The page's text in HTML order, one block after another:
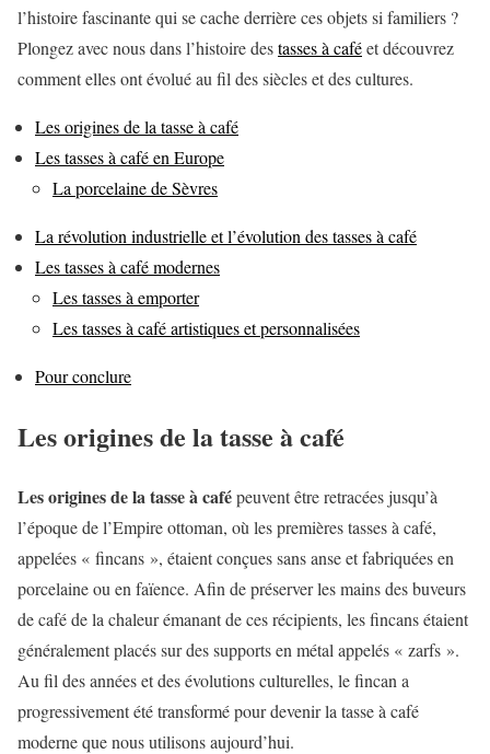
l’histoire fascinante qui se cache derrière ces objets si familiers ?
Plongez avec nous dans l’histoire destasses à caféet découvrez
comment elles ont évolué au fil des siècles et des cultures.
Les origines de la tasse à café
Les tasses à café en Europe
La porcelaine de Sèvres
La révolution industrielle et l’évolution des tasses à café
Les tasses à café modernes
Les tasses à emporter
Les tasses à café artistiques et personnalisées
Pour conclure
Les origines de la tasse à café
Les origines de la tasse à cafépeuvent être retracées jusqu’à
l’époque de l’Empire ottoman, où les premières tasses à café,
appelées « fincans », étaient conçues sans anse et fabriquées en
porcelaine ou en faïence. Afin de préserver les mains des buveurs
de café de la chaleur émanant de ces récipients, les fincans étaient
généralement placés sur des supports en métal appelés « zarfs ».
Au fil des années et des évolutions culturelles, le fincan a
progressivement été transformé pour devenir la tasse à café
moderne que nous utilisons aujourd’hui.